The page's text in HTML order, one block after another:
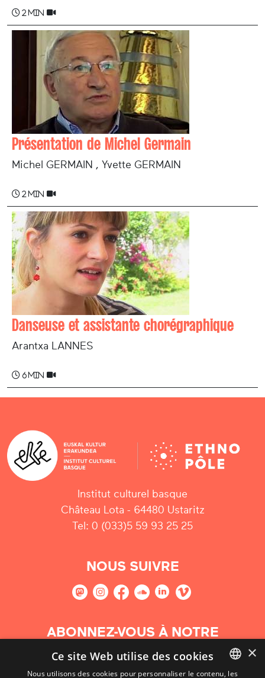
2 min
Présentation de Michel Germain
Michel GERMAIN , Yvette GERMAIN
2 min
Danseuse et assistante chorégraphique
Arantxa LANNES
6 min
Institut culturel basque
Château Lota - 64480 Ustaritz
Tel: 0 (033)5 59 93 25 25
NOUS SUIVRE
ABONNEZ-VOUS À NOTRE
NEWSLETTER
×
Ce site Web utilise des cookies
Nous utilisons des cookies pour personnaliser le contenu, les